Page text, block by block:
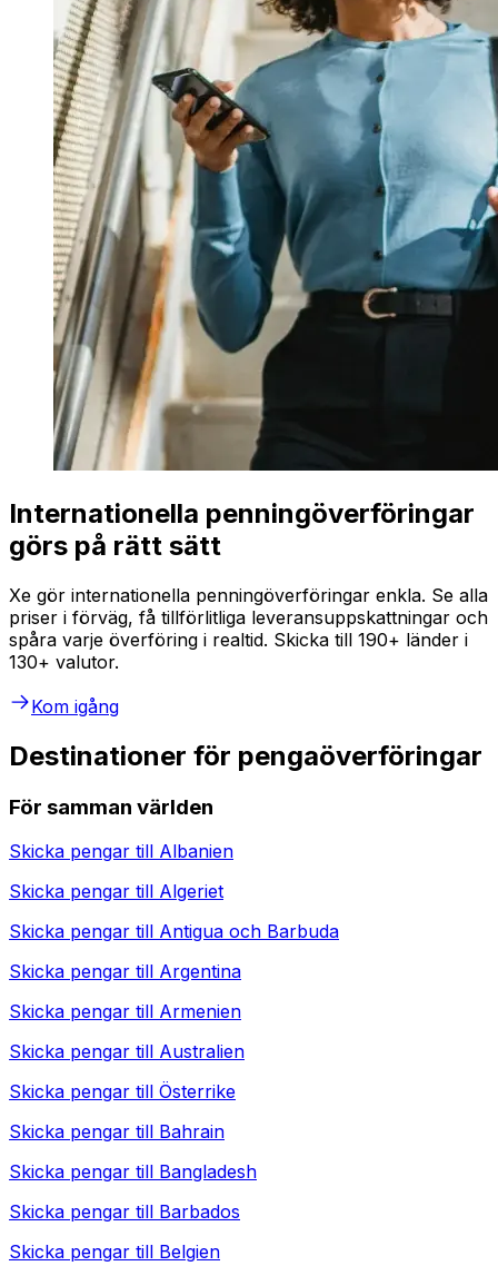
Internationella penningöverföringar
görs på rätt sätt
Xe gör internationella penningöverföringar enkla. Se alla
priser i förväg, få tillförlitliga leveransuppskattningar och
spåra varje överföring i realtid. Skicka till 190+ länder i
130+ valutor.
Kom igång
Destinationer för pengaöverföringar
För samman världen
Skicka pengar till Albanien
Skicka pengar till Algeriet
Skicka pengar till Antigua och Barbuda
Skicka pengar till Argentina
Skicka pengar till Armenien
Skicka pengar till Australien
Skicka pengar till Österrike
Skicka pengar till Bahrain
Skicka pengar till Bangladesh
Skicka pengar till Barbados
Skicka pengar till Belgien